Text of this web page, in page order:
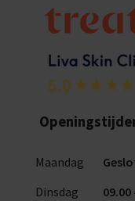
Maandag
Dinsdag